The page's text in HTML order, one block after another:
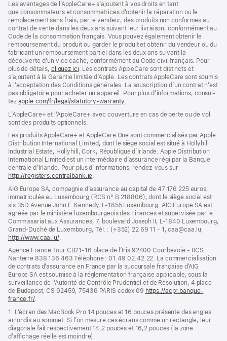
Les avan­tages de l’AppleCare+ s’ajoutent à vos droits en tant
que consommateurs et consommatrices d’obtenir la réparation ou le
rempla­cement sans frais, par le vendeur, des pro­duits non conformes au
contrat de vente dans les deux ans suivant leur livraison, conformément au
Code de la consom­mation français. Vous pouvez égale­ment obtenir le
rembour­sement du produit ou garder le produit et obtenir du vendeur ou du
fabricant un rembour­sement partiel dans les deux ans suivant la
découverte d’un vice caché, conformément au Code civil français. Pour
plus de détails, cliquez ici(s’ouvre
dans
une
nouvelle
fenêtre)
. Les contrats AppleCare sont distincts et
s’ajoutent à la Garantie limitée d’Apple. Les contrats AppleCare sont soumis
à l’acceptation des Conditions générales. La souscription d’un contrat n’est
pas obligatoire pour acheter un appa­reil. Pour plus d’infor­mations, consul­
tez apple.com/fr/legal/statutory-warranty(s’ouvre
une
fenêtre)
.
L’AppleCare+ et l’AppleCare+ avec couver­ture en cas de perte ou de vol
sont des pro­duits optionnels.
Les produits AppleCare+ et AppleCare One sont commercialisés par Apple
Distribution International Limited, dont le siège social est situé à Hollyhill
Industrial Estate, Hollyhill, Cork, République d’Irlande. Apple Distribution
International Limited est un intermédiaire d’assurance régi par la Banque
centrale d’Irlande. Pour plus d’informations, rendez-vous sur
http://registers.centralbank.ie(s’ouvre
une
nouvelle
fenêtre)
.
AIG Europe SA, compagnie d’assurance au capital de 47 176 225 euros,
immatriculée au Luxembourg (RCS n° B 218806), dont le siège social est
sis 35D Avenue John F. Kennedy, L-1855 Luxembourg. AIG Europe SA est
agréée par le ministère luxembourgeois des Finances et supervisée par le
Commissariat aux Assurances, 7, boulevard Joseph II, L-1840 Luxembourg,
Grand-Duché de Luxembourg, Tél. : (+352) 22 69 11 - 1, caa@caa.lu,
http://www.caa.lu/(s’ouvre
une
nouvelle
fenêtre)
.
Agence France Tour CB21-16 place de l’Iris 92400 Courbevoie - RCS
Nanterre 838 136 463 Téléphone : 01.49.02.42.22. La commercialisation
de contrats d’assurance en France par la succursale française d’AIG
Europe SA est soumise à la réglementation française applicable, sous la
surveillance de l’Autorité de Contrôle Prudentiel et de Résolution, 4 place
de Budapest, CS 92459, 75436 PARIS cedex 09 https://acpr.banque-
france.fr/(s’ouvre
une
nouvelle
fenêtre)
.
1. L’écran des MacBook Pro 14 pouces et 16 pouces présente des angles
arrondis au sommet. Si l’on mesure ces écrans comme un rectangle, leur
diagonale fait respectivement 14,2 pouces et 16,2 pouces (la zone
d’affichage réelle est moindre).